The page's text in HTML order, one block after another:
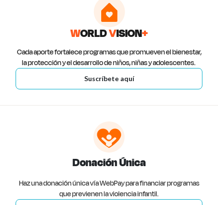
WORLDVISION+
Cada aporte fortalece programas que promueven el bienestar,
la protección y el desarrollo de niños, niñas y adolescentes.
Suscríbete aquí
Donación Única
Haz una donación única vía WebPay para financiar programas
que previenen la violencia infantil.